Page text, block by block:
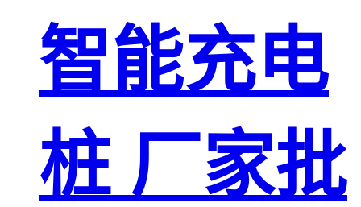
智能充电
桩 厂家批